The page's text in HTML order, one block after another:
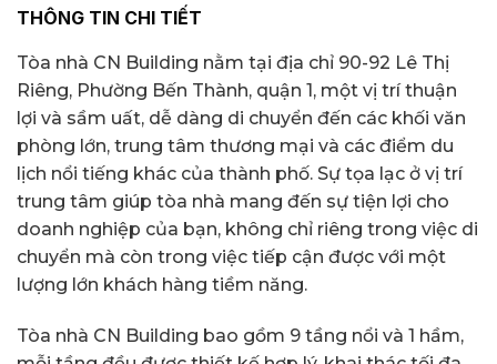
THÔNG TIN CHI TIẾT
Tòa nhà CN Building nằm tại địa chỉ 90-92 Lê Thị
Riêng, Phường Bến Thành, quận 1, một vị trí thuận
lợi và sầm uất, dễ dàng di chuyển đến các khối văn
phòng lớn, trung tâm thương mại và các điểm du
lịch nổi tiếng khác của thành phố. Sự tọa lạc ở vị trí
trung tâm giúp tòa nhà mang đến sự tiện lợi cho
doanh nghiệp của bạn, không chỉ riêng trong việc di
chuyển mà còn trong việc tiếp cận được với một
lượng lớn khách hàng tiềm năng.
Tòa nhà CN Building bao gồm 9 tầng nổi và 1 hầm,